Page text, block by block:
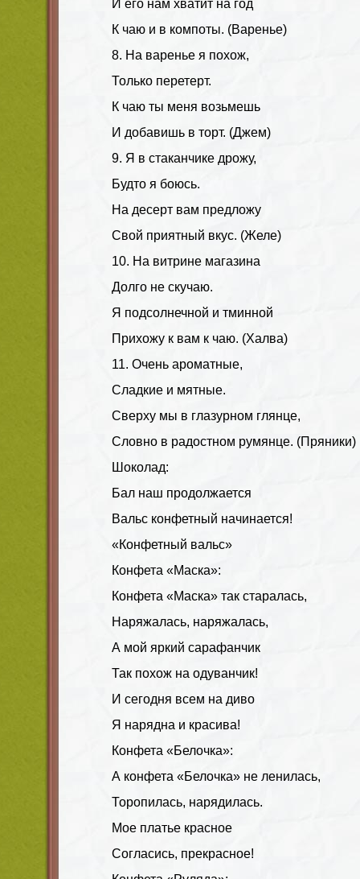
И его нам хватит на год
К чаю и в компоты. (Варенье)
8. На варенье я похож,
Только перетерт.
К чаю ты меня возьмешь
И добавишь в торт. (Джем)
9. Я в стаканчике дрожу,
Будто я боюсь.
На десерт вам предложу
Свой приятный вкус. (Желе)
10. На витрине магазина
Долго не скучаю.
Я подсолнечной и тминной
Прихожу к вам к чаю. (Халва)
11. Очень ароматные,
Сладкие и мятные.
Сверху мы в глазурном глянце,
Словно в радостном румянце. (Пряники)
Шоколад:
Бал наш продолжается
Вальс конфетный начинается!
«Конфетный вальс»
Конфета «Маска»:
Конфета «Маска» так старалась,
Наряжалась, наряжалась,
А мой яркий сарафанчик
Так похож на одуванчик!
И сегодня всем на диво
Я нарядна и красива!
Конфета «Белочка»:
А конфета «Белочка» не ленилась,
Торопилась, нарядилась.
Мое платье красное
Согласись, прекрасное!